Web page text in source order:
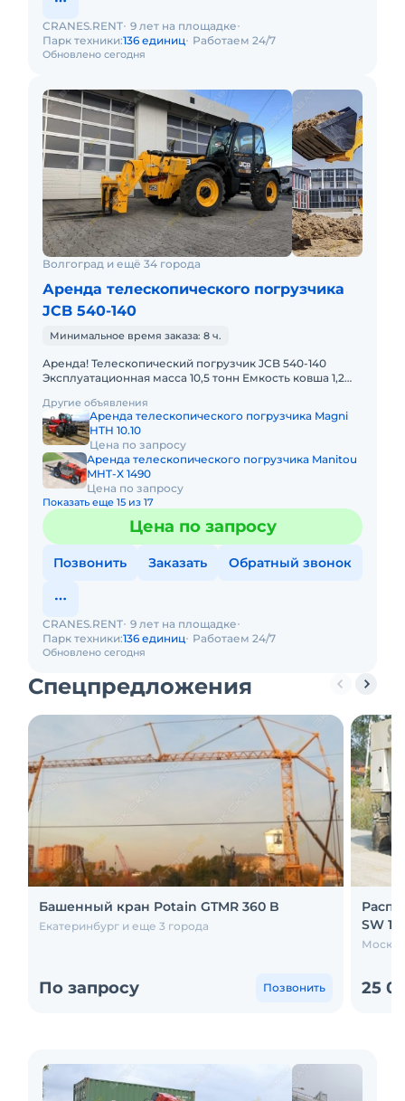
Обновлено сегодня
CRANES.RENT 9 лет на площадке
Парк техники:136 единиц Работаем 24/7
Волгоград и ещё 34 города
Аренда телескопического погрузчика
JCB 540-140
Минимальное время заказа: 8 ч.
Аренда! Телескопический погрузчик JCB 540-140
Эксплуатационная масса 10,5 тонн Емкость ковша 1,2
Грузоподъемност
Другие объявления
Аренда телескопического погрузчика Magni
HTH 10.10
Цена по запросу
Аренда телескопического погрузчика Manitou
MHT-X 1490
Цена по запросу
Показать еще 15 из 17
Цена по запросу
Позвонить Заказать Обратный звонок
Обновлено сегодня
CRANES.RENT 9 лет на площадке
Парк техники:136 единиц Работаем 24/7
Спецпредложения
Башенный кран Potain GTMR 360 B
Екатеринбург и еще 3 города
По запросу Позвонить
SW 10
25